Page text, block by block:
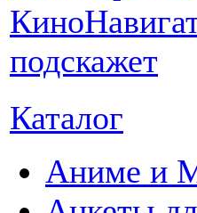
Каталог
Аниме и